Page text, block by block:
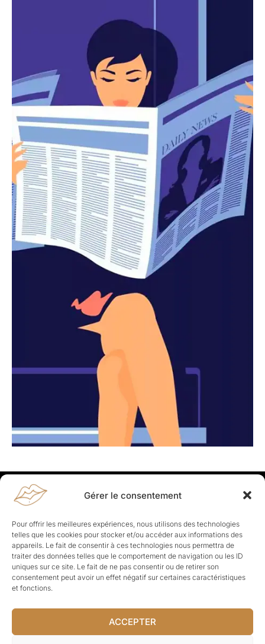
Gérer le consentement
Pour offrir les meilleures expériences, nous utilisons des technologies
telles que les cookies pour stocker et/ou accéder aux informations des
appareils. Le fait de consentir à ces technologies nous permettra de
traiter des données telles que le comportement de navigation ou les ID
uniques sur ce site. Le fait de ne pas consentir ou de retirer son
consentement peut avoir un effet négatif sur certaines caractéristiques
et fonctions.
ACCEPTER
Rapporteuses
À propos de Rapporteuses :Rapporteuses, c’est l’histoire de
Parisiennes, bien dans leurs baskets qui aiment rapporter ce qui leur
cause, leur apporte et leur rapporte !
Les Topics
Société Politique Business Culture
Sport
Lifestyle